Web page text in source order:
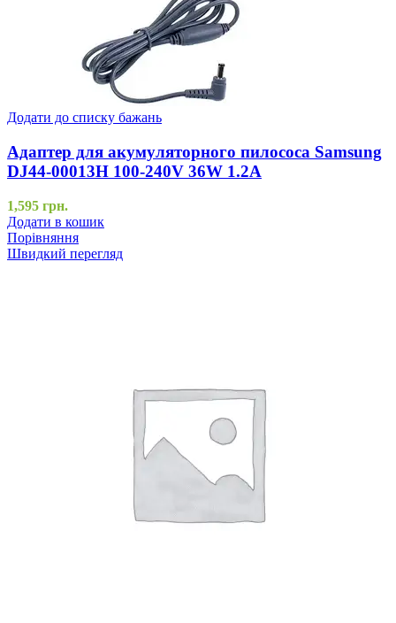
Додати до списку бажань
Адаптер для акумуляторного пилососа Samsung
DJ44-00013H 100-240V 36W 1.2A
1,595 грн.
Додати в кошик
Порівняння
Швидкий перегляд